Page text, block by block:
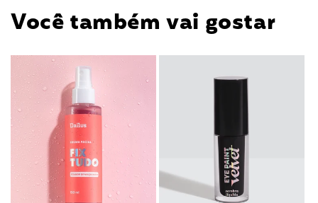
Você também vai gostar